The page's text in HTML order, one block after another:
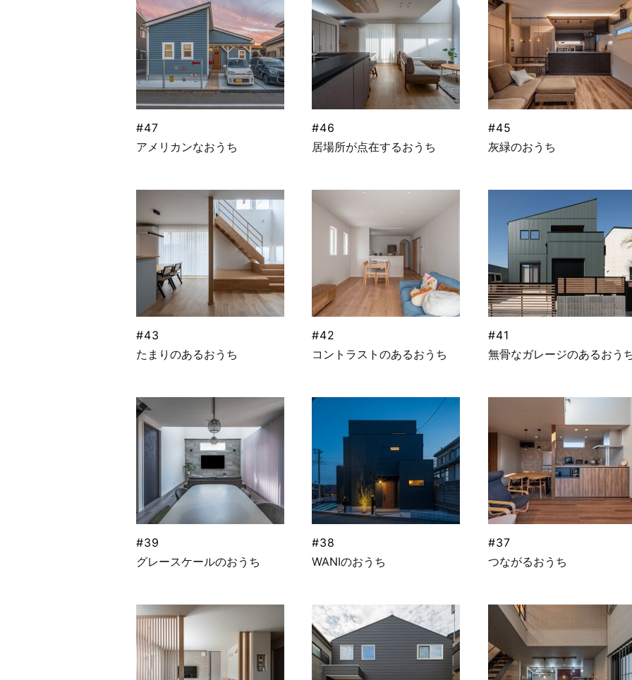
#47
アメリカンなおうち
#46
居場所が点在するおうち
#45
灰緑のおうち
#43
たまりのあるおうち
#42
コントラストのあるおうち
#41
無骨なガレージのあるおう
#39
グレースケールのおうち
#38
WANIのおうち
#37
つながるおうち